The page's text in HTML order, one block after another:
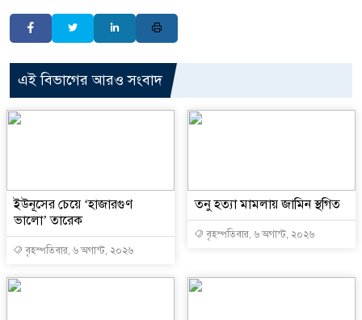
এই বিভাগের আরও সংবাদ
ইউনূসের চেয়ে ‘হাজারগুণ
ভালো’ তারেক
বৃহস্পতিবার, ৬ অগাস্ট, ২০২৬
তনু হত্যা মামলায় জামিন স্থগিত
বৃহস্পতিবার, ৬ অগাস্ট, ২০২৬